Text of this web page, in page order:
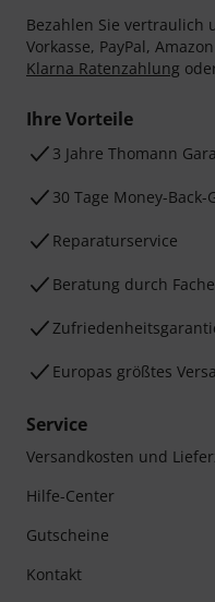
Bezahlen Sie vertraulich
Vorkasse, PayPal,
Klarna Ratenzahlung
Ihre Vorteile
3 Jahre Thomann
30 Tage Money-Back-
Reparaturservice
Beratung durch
Europas größtes
Service
Versandkosten und
Hilfe-Center
Gutscheine
Kontakt